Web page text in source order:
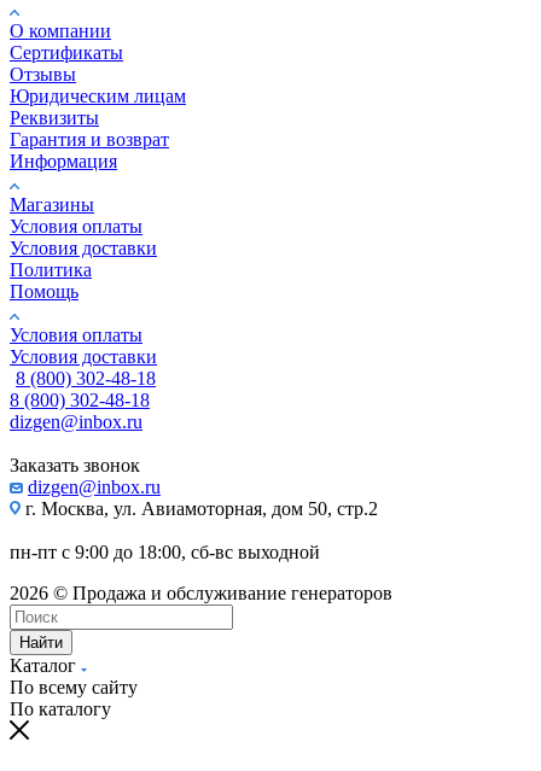
О компании
Сертификаты
Отзывы
Юридическим лицам
Реквизиты
Гарантия и возврат
Информация
Магазины
Условия оплаты
Условия доставки
Политика
Помощь
Условия оплаты
Условия доставки
8 (800) 302-48-18
8 (800) 302-48-18
dizgen@inbox.ru
Заказать звонок
dizgen@inbox.ru
г. Москва, ул. Авиамоторная, дом 50, стр.2
пн-пт с 9:00 до 18:00, сб-вс выходной
2026 © Продажа и обслуживание генераторов
Найти
Каталог
По всему сайту
По каталогу